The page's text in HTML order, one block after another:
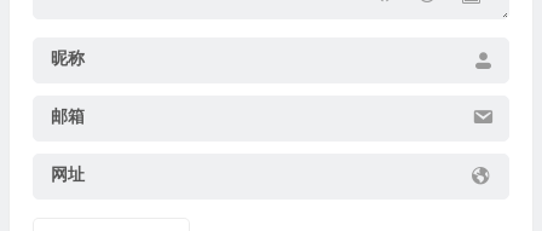
昵称
邮箱
网址